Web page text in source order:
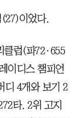
이었다.
클럽(파72·655
이디스 챔피언
디 4개와 보기 2
타. 2위 고지